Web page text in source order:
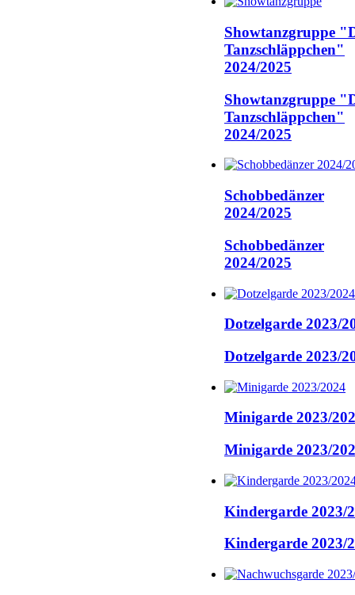
Showtanzgruppe
Tanzschläppchen"
2024/2025
Showtanzgruppe
Tanzschläppchen"
2024/2025
Schobbedänzer
2024/2025
Schobbedänzer
2024/2025
Dotzelgarde 2023/
Dotzelgarde 2023/
Minigarde 2023/
Minigarde 2023/
Kindergarde 2023/
Kindergarde 2023/